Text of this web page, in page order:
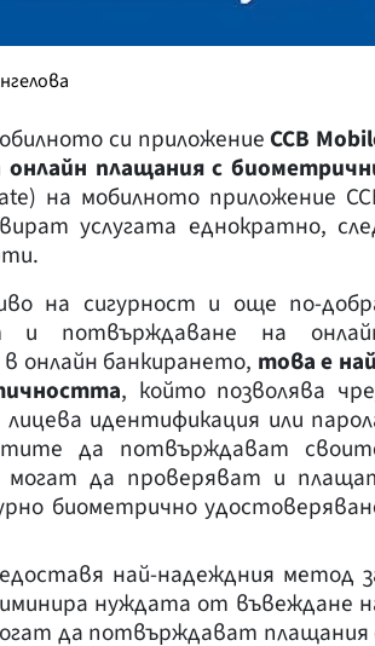
си приложение CCB
онлайн плащания с
на мобилното приложение
услугата еднократно,
на сигурност и още по-
и потвърждаване на
онлайн банкирането, товаe
, който позволява
идентификация или
да потвърждават
могат да проверяват и
биометрично
най-надеждния метод
нуждата от въвеждане
да потвърждават плащания